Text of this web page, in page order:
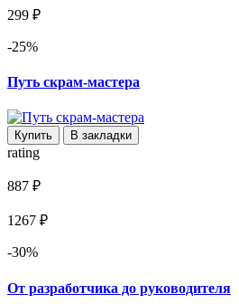
299 ₽
-25%
Путь скрам-мастера
Купить В закладки
rating
887 ₽
1267 ₽
-30%
От разработчика до руководителя